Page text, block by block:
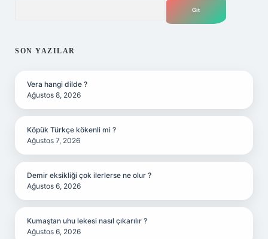
SON YAZILAR
Vera hangi dilde ?
Ağustos 8, 2026
Köpük Türkçe kökenli mi ?
Ağustos 7, 2026
Demir eksikliği çok ilerlerse ne olur ?
Ağustos 6, 2026
Kumaştan uhu lekesi nasıl çıkarılır ?
Ağustos 6, 2026